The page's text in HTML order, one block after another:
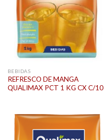
BEBIDAS
REFRESCO DE MANGA
QUALIMAX PCT 1 KG CX C/10